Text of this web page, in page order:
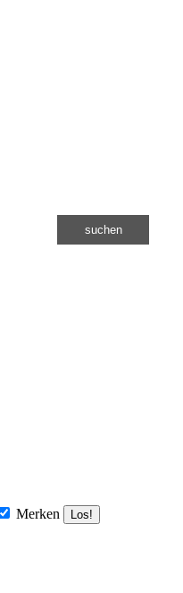
suchen
Merken Los!